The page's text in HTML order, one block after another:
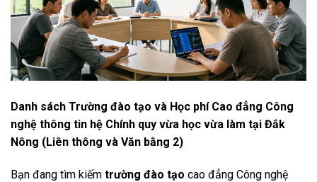
Danh sách Trường đào tạo và Học phí Cao đẳng Công
nghệ thông tin hệ Chính quy vừa học vừa làm tại Đắk
Nông (Liên thông và Văn bằng 2)
Bạn đang tìm kiếm trường đào tạo cao đẳng Công nghệ